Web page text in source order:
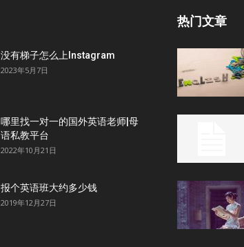
没有梯子怎么上Instagram
2023年5月7日
哪里找一对一的国外英语老师|母
语私教平台
2022年10月21日
报个英语班大约多少钱
2019年12月27日
热门文章